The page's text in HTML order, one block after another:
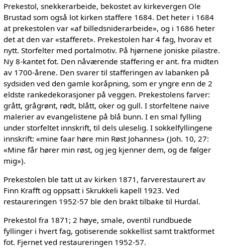
Prekestol, snekkerarbeide, bekostet av kirkevergen Ole
Brustad som også lot kirken staffere 1684. Det heter i 1684
at prekestolen var «af billedsniderarbeide», og i 1686 heter
det at den var «stafferet». Prekestolen har 4 fag, hvorav et
nytt. Storfelter med portalmotiv. På hjørnene joniske pilastre.
Ny 8-kantet fot. Den nåværende staffering er ant. fra midten
av 1700-årene. Den svarer til stafferingen av labanken på
sydsiden ved den gamle koråpning, som er yngre enn de 2
eldste rankedekorasjoner på veggen. Prekestolens farver:
grått, grågrønt, rødt, blått, oker og gull. I storfeltene naive
malerier av evangelistene på blå bunn. I en smal fylling
under storfeltet innskrift, til dels uleselig. I sokkelfyllingene
innskrift: «mine faar høre min Røst Johannes» (Joh. 10, 27:
«Mine får hører min røst, og jeg kjenner dem, og de følger
mig»).
Prekestolen ble tatt ut av kirken 1871, farverestaurert av
Finn Krafft og oppsatt i Skrukkeli kapell 1923. Ved
restaureringen 1952-57 ble den brakt tilbake til Hurdal.
Prekestol fra 1871; 2 høye, smale, oventil rundbuede
fyllinger i hvert fag, gotiserende sokkellist samt traktformet
fot. Fjernet ved restaureringen 1952-57.